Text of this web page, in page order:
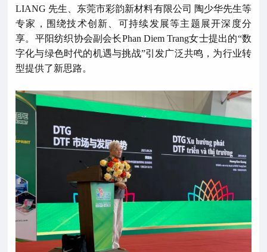
LIANG 先生、东莞市彩韵新材料有限公司 陶少华先生等
专家，围绕技术创新、可持续发展等主题展开深度分
享。平阳纺织协会副会长Phan Diem Trang女士提出的“数
字化与绿色时代的机遇与挑战”引发广泛共鸣，为行业转
型提供了新思路。